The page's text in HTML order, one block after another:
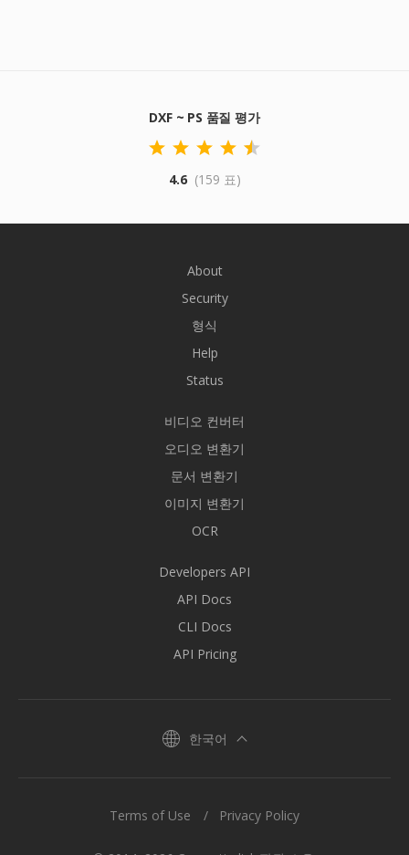
DXF ~ PS 품질 평가
4.6 (159 표)
About
Security
형식
Help
Status
비디오 컨버터
오디오 변환기
문서 변환기
이미지 변환기
OCR
Developers API
API Docs
CLI Docs
API Pricing
한국어
Terms of Use Privacy Policy